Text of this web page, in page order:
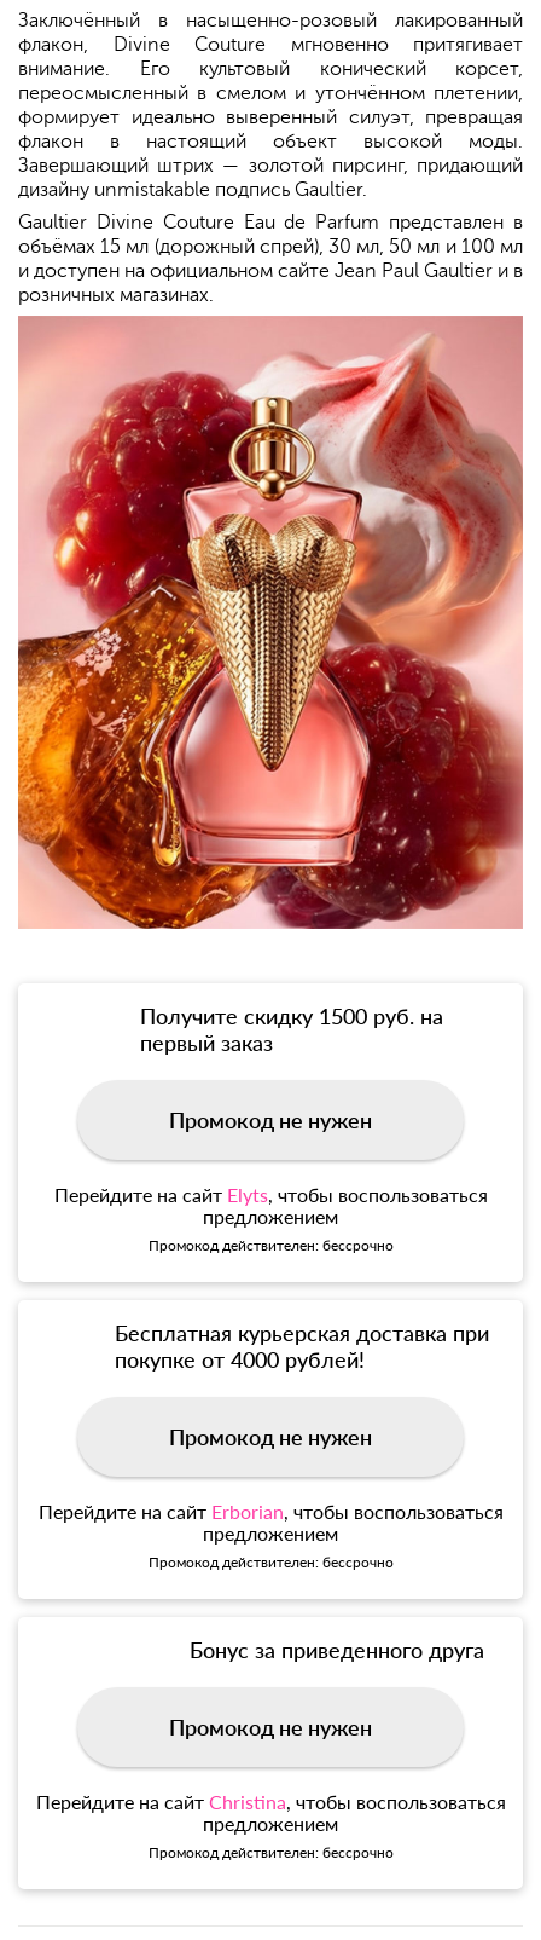
Заключённый в насыщенно-розовый лакированный
флакон, Divine Couture мгновенно притягивает
внимание. Его культовый конический корсет,
переосмысленный в смелом и утончённом плетении,
формирует идеально выверенный силуэт, превращая
флакон в настоящий объект высокой моды.
Завершающий штрих — золотой пирсинг, придающий
дизайну unmistakable подпись Gaultier.
Gaultier Divine Couture Eau de Parfum представлен в
объёмах 15 мл (дорожный спрей), 30 мл, 50 мл и 100 мл
и доступен на официальном сайте Jean Paul Gaultier и в
розничных магазинах.
Получите скидку 1500 руб. на
первый заказ
Промокод не нужен
Перейдите на сайт Elyts, чтобы воспользоваться
предложением
Промокод действителен: бессрочно
Бесплатная курьерская доставка при
покупке от 4000 рублей!
Промокод не нужен
Перейдите на сайт Erborian , чтобы воспользоваться
предложением
Промокод действителен: бессрочно
Бонус за приведенного друга
Промокод не нужен
Перейдите на сайт Christina , чтобы воспользоваться
предложением
Промокод действителен: бессрочно